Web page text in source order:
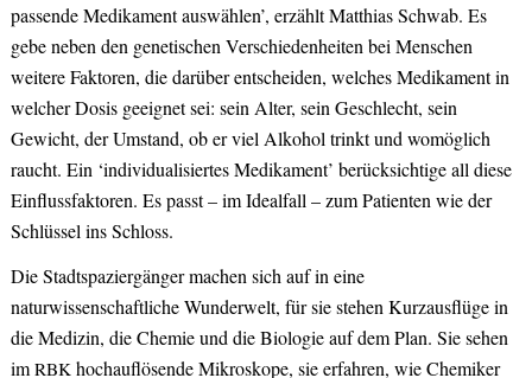
passende Medikament auswählen’, erzählt Matthias Schwab. Es
gebe neben den genetischen Verschiedenheiten bei Menschen
weitere Faktoren, die darüber entscheiden, welches Medikament in
welcher Dosis geeignet sei: sein Alter, sein Geschlecht, sein
Gewicht, der Umstand, ob er viel Alkohol trinkt und womöglich
raucht. Ein ‘individualisiertes Medikament’ berücksichtige all diese
Einflussfaktoren. Es passt – im Idealfall – zum Patienten wie der
Schlüssel ins Schloss.
Die Stadtspaziergänger machen sich auf in eine
naturwissenschaftliche Wunderwelt, für sie stehen Kurzausflüge in
die Medizin, die Chemie und die Biologie auf dem Plan. Sie sehen
im RBK hochauflösende Mikroskope, sie erfahren, wie Chemiker